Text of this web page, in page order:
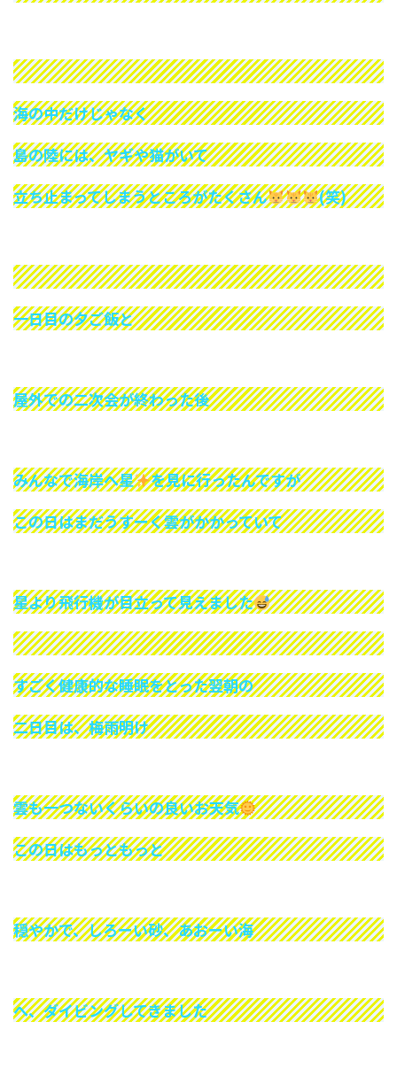
海の中だけじゃなく
島の陸には、ヤギや猫がいて
立ち止まってしまうところがたくさん
(笑)
一日目の夕ご飯と
屋外での二次会が終わった後
みんなで海岸へ星
を見に行ったんですが
この日はまだうすーく雲がかかっていて
星より飛行機が目立って見えました
すごく健康的な睡眠をとった翌朝の
二日目は、梅雨明け
雲も一つないくらいの良いお天気
この日はもっともっと
穏やかで、しろーい砂、あおーい海
へ、ダイビングしてきました